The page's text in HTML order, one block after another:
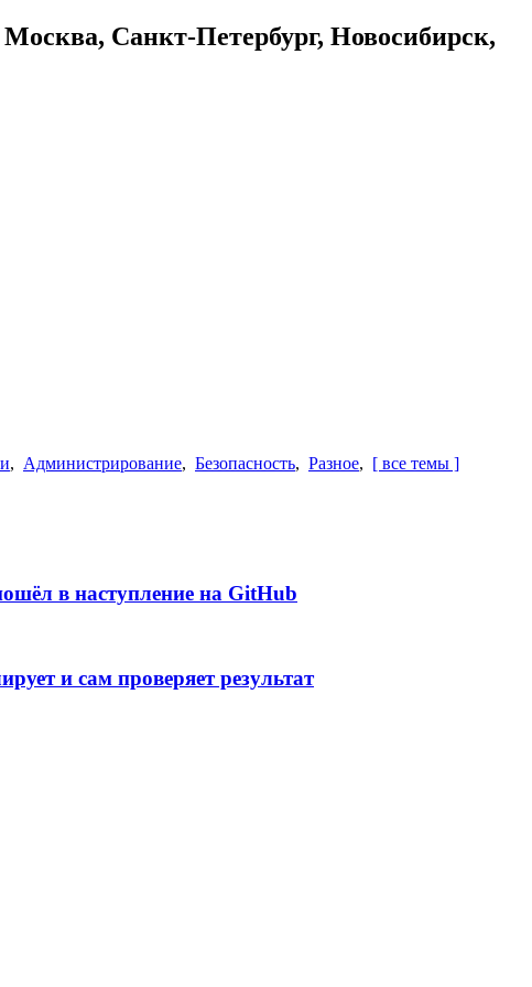
Санкт-Петербург, Новосибирск,
, Администрирование, Безопасность, Разное, [ все темы ]
в наступление на GitHub
и сам проверяет результат